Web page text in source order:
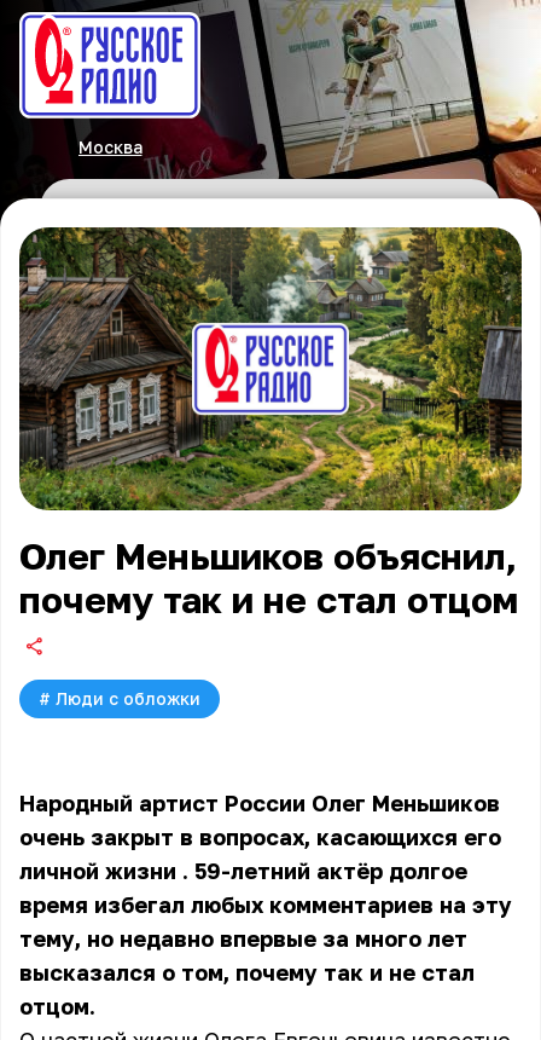
Москва
Олег Меньшиков объяснил,
почему так и не стал отцом
# Люди с обложки
Народный артист России Олег Меньшиков
очень закрыт в вопросах, касающихся его
личной жизни . 59-летний актёр долгое
время избегал любых комментариев на эту
тему, но недавно впервые за много лет
высказался о том, почему так и не стал
отцом.